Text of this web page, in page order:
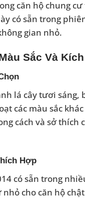
căn hộ chung
có sẵn trong
gian nhỏ.
Sắc Và
lá cây tươi sáng,
các màu sắc
cách và sở thích
Hợp
có sẵn trong
cho căn hộ